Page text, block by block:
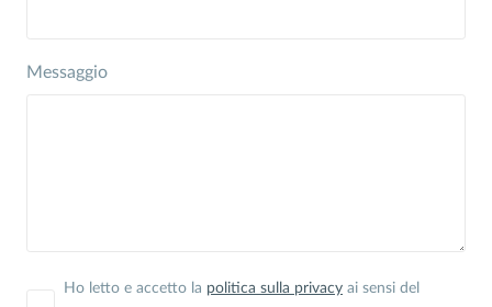
Messaggio
Ho letto e accetto la politica sulla privacy ai sensi del